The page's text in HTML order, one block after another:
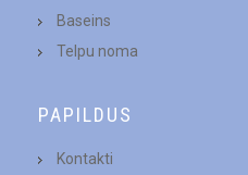
Baseins
Telpu noma
PAPILDUS
Kontakti